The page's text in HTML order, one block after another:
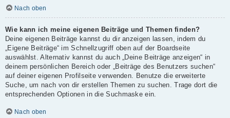
Nach oben
Wie kann ich meine eigenen Beiträge und Themen finden?
Deine eigenen Beiträge kannst du dir anzeigen lassen, indem du
„Eigene Beiträge“ im Schnellzugriff oben auf der Boardseite
auswählst. Alternativ kannst du auch „Deine Beiträge anzeigen“ in
deinem persönlichen Bereich oder „Beiträge des Benutzers suchen“
auf deiner eigenen Profilseite verwenden. Benutze die erweiterte
Suche, um nach von dir erstellen Themen zu suchen. Trage dort die
entsprechenden Optionen in die Suchmaske ein.
Nach oben